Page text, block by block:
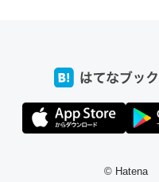
Echo Show 8を設定中でした
える残り時間を日数にすると
伸ばす効果があるはず……
だった遠方の父67歳と僕。ITツー
© Hatena